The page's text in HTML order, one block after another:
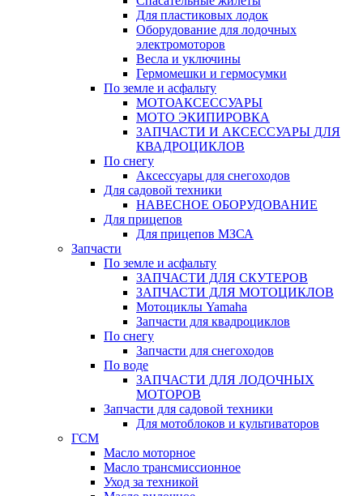
Для пластиковых лодок
Оборудование для лодочных
электромоторов
Весла и уключины
Гермомешки и гермосумки
По земле и асфальту
МОТОАКСЕССУАРЫ
МОТО ЭКИПИРОВКА
ЗАПЧАСТИ И АКСЕССУАРЫ ДЛЯ
КВАДРОЦИКЛОВ
По снегу
Аксессуары для снегоходов
Для садовой техники
НАВЕСНОЕ ОБОРУДОВАНИЕ
Для прицепов
Для прицепов МЗСА
Запчасти
По земле и асфальту
ЗАПЧАСТИ ДЛЯ СКУТЕРОВ
ЗАПЧАСТИ ДЛЯ МОТОЦИКЛОВ
Мотоциклы Yamaha
Запчасти для квадроциклов
По снегу
Запчасти для снегоходов
По воде
ЗАПЧАСТИ ДЛЯ ЛОДОЧНЫХ
МОТОРОВ
Запчасти для садовой техники
Для мотоблоков и культиваторов
ГСМ
Масло моторное
Масло трансмиссионное
Уход за техникой